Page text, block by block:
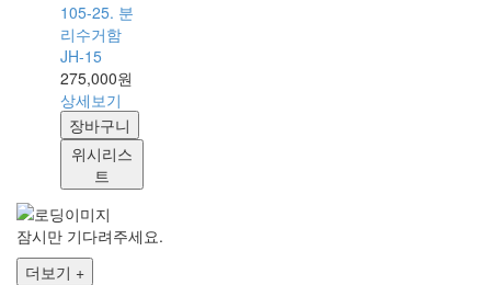
105-25. 분
리수거함
JH-15
275,000원
상세보기
장바구니
위시리스
트
잠시만 기다려주세요.
더보기 +